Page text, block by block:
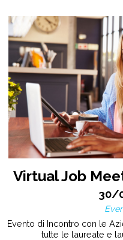
Virtual Job
30/
Evento di Incontro con le
tutte le laureate e